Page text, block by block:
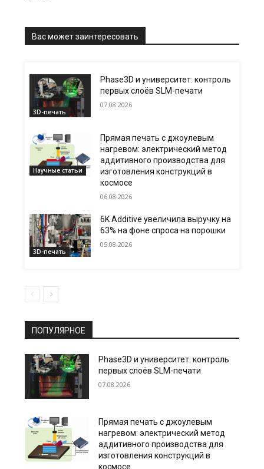
Вас может заинтересовать
3D-печать
Phase3D и университет: контроль
первых слоёв SLM-печати
07.08.2026
Научные статьи
Прямая печать с джоулевым
нагревом: электрический метод
аддитивного производства для
изготовления конструкций в
космосе
06.08.2026
3D-печать
6K Additive увеличила выручку на
63% на фоне спроса на порошки
05.08.2026
ПОПУЛЯРНОЕ
Phase3D и университет: контроль
первых слоёв SLM-печати
07.08.2026
Прямая печать с джоулевым
нагревом: электрический метод
аддитивного производства для
изготовления конструкций в
космосе